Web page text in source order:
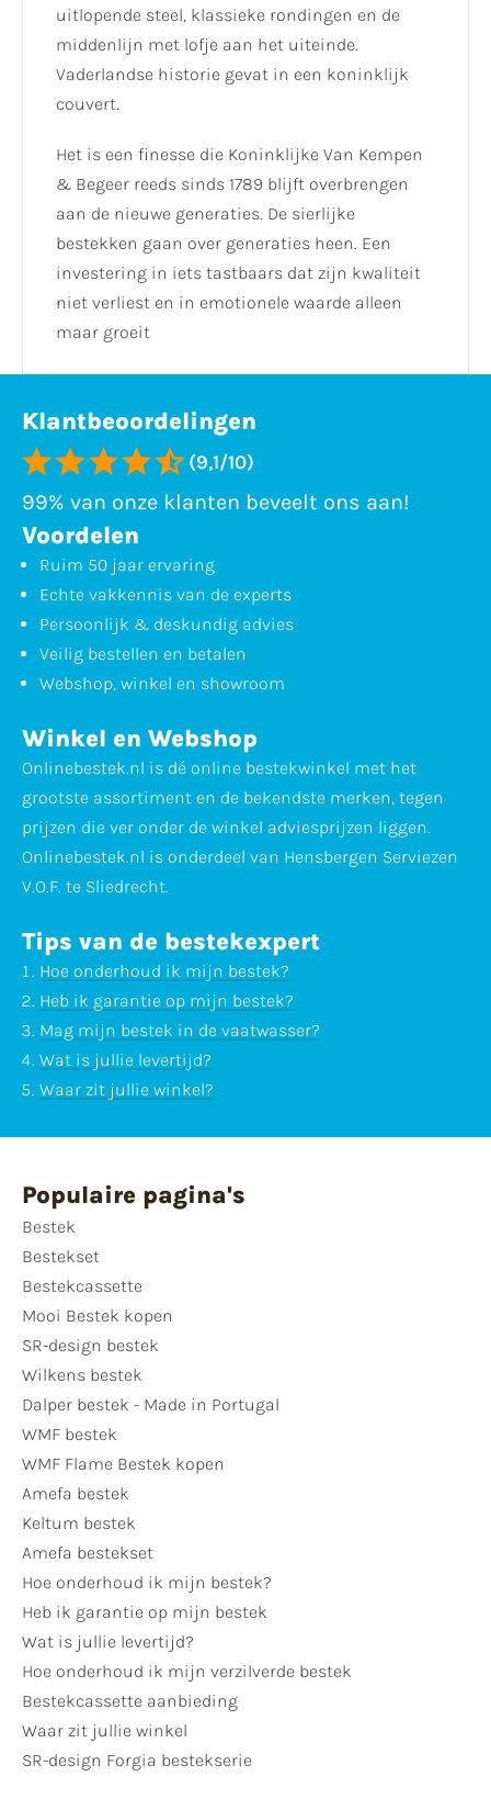
uitlopende steel, klassieke rondingen en de
middenlijn met lofje aan het uiteinde.
Vaderlandse historie gevat in een koninklijk
couvert.
Het is een finesse die Koninklijke Van Kempen
& Begeer reeds sinds 1789 blijft overbrengen
aan de nieuwe generaties. De sierlijke
bestekken gaan over generaties heen. Een
investering in iets tastbaars dat zijn kwaliteit
niet verliest en in emotionele waarde alleen
maar groeit
Klantbeoordelingen
(9,1/10)
99% van onze klanten beveelt ons aan!
Voordelen
Ruim 50 jaar ervaring
Echte vakkennis van de experts
Persoonlijk & deskundig advies
Veilig bestellen en betalen
Webshop, winkel en showroom
Winkel en Webshop
Onlinebestek.nl is dé online bestekwinkel met het
grootste assortiment en de bekendste merken, tegen
prijzen die ver onder de winkel adviesprijzen liggen.
Onlinebestek.nl is onderdeel van Hensbergen Serviezen
V.O.F. te Sliedrecht.
Tips van de bestekexpert
Hoe onderhoud ik mijn bestek?
Heb ik garantie op mijn bestek?
Mag mijn bestek in de vaatwasser?
Wat is jullie levertijd?
Waar zit jullie winkel?
Populaire pagina's
Bestek
Bestekset
Bestekcassette
Mooi Bestek kopen
SR-design bestek
Wilkens bestek
Dalper bestek - Made in Portugal
WMF bestek
WMF Flame Bestek kopen
Amefa bestek
Keltum bestek
Amefa bestekset
Hoe onderhoud ik mijn bestek?
Heb ik garantie op mijn bestek
Wat is jullie levertijd?
Hoe onderhoud ik mijn verzilverde bestek
Bestekcassette aanbieding
Waar zit jullie winkel
SR-design Forgia bestekserie